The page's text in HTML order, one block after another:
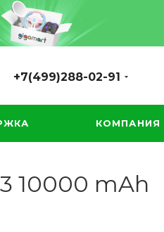
+7(499)288-02-91
КОМПАНИЯ
10000 mAh